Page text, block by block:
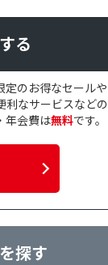
る
定のお得なセールや
利なサービスなどの
年会費は無料です。
探す